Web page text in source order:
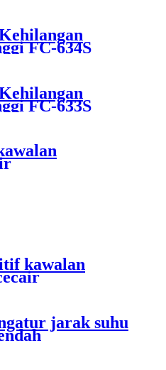
FC-634S
FC-633S
kawalan
jarak suhu